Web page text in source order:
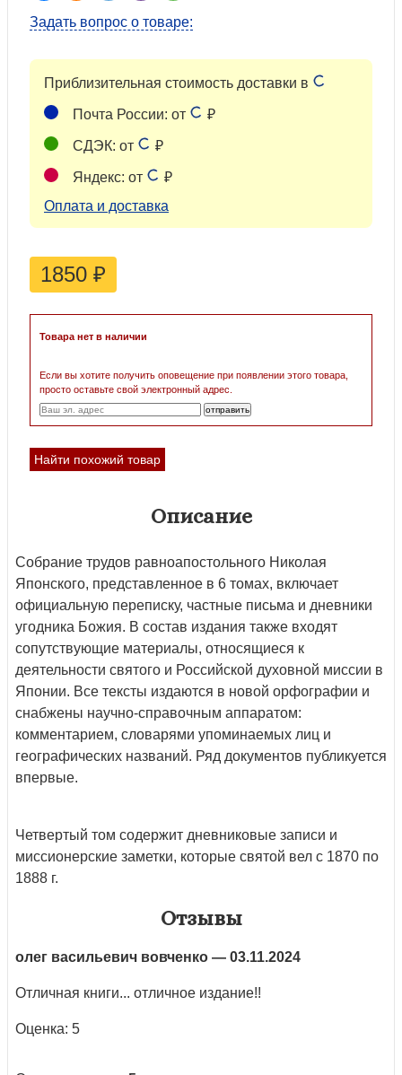
Задать вопрос о товаре:
Приблизительная стоимость доставки в
Почта России: от ₽
СДЭК: от ₽
Яндекс: от
₽
Оплата и доставка
1850 ₽
Товара нет в наличии
Если вы хотите получить оповещение при появлении этого товара,
просто оставьте свой электронный адрес.
Найти похожий товар
Описание
Собрание трудов равноапостольного Николая
Японского, представленное в 6 томах, включает
официальную переписку, частные письма и дневники
угодника Божия. В состав издания также входят
сопутствующие материалы, относящиеся к
деятельности святого и Российской духовной миссии в
Японии. Все тексты издаются в новой орфографии и
снабжены научно-справочным аппаратом:
комментарием, словарями упоминаемых лиц и
географических названий. Ряд документов публикуется
впервые.
Четвертый том содержит дневниковые записи и
миссионерские заметки, которые святой вел с 1870 по
1888 г.
Отзывы
олег васильевич вовченко — 03.11.2024
Отличная книги... отличное издание!!
Оценка: 5